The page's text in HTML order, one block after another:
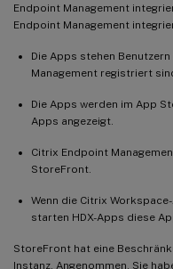
Endpoint Management
Endpoint Management
Die Apps stehen
Management registriert
Die Apps werden im App
Apps angezeigt.
Citrix Endpoint
StoreFront.
Wenn die Citrix
starten HDX-Apps diese
StoreFront hat eine
Instanz. Angenommen, Sie